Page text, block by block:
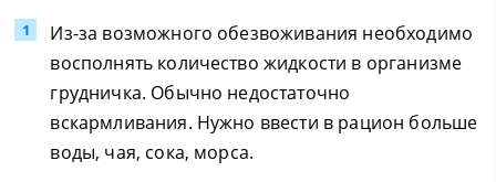
Из-за возможного обезвоживания необходимо
восполнять количество жидкости в организме
грудничка. Обычно недостаточно
вскармливания. Нужно ввести в рацион больше
воды, чая, сока, морса.